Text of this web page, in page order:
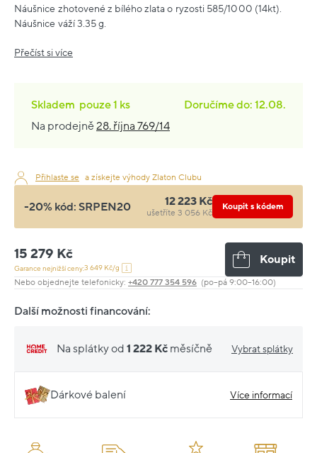
Náušnice zhotovené z bílého zlata o ryzosti 585/1000 (14kt).
Náušnice váží 3.35 g.
Přečíst si více
Skladem pouze1 ks
Doručíme do: 12.08.
Na prodejně28. října 769/14
Přihlaste se a získejte výhody Zlaton Clubu
-20% kód: SRPEN20 12 223 Kč
ušetříte 3 056 Kč
Koupit s kódem
15 279 Kč
Garance nejnižší ceny:3 649 Kč/g
Koupit
Nebo objednejte telefonicky: +420 777 354 596 (po–pá 9:00–16:00)
Další možnosti financování:
Na splátky od 1 222 Kč měsíčně Vybrat splátky
Dárkové balení Více informací